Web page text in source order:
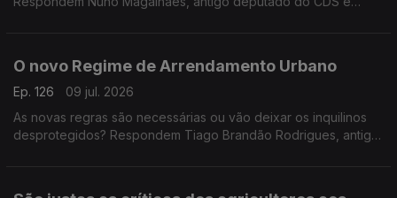
O novo Regime de Arrendamento Urbano
Ep. 126
09 jul. 2026
As novas regras são necessárias ou vão deixar os inquilinos
desprotegidos? Respondem Tiago Brandão Rodrigues, antigo